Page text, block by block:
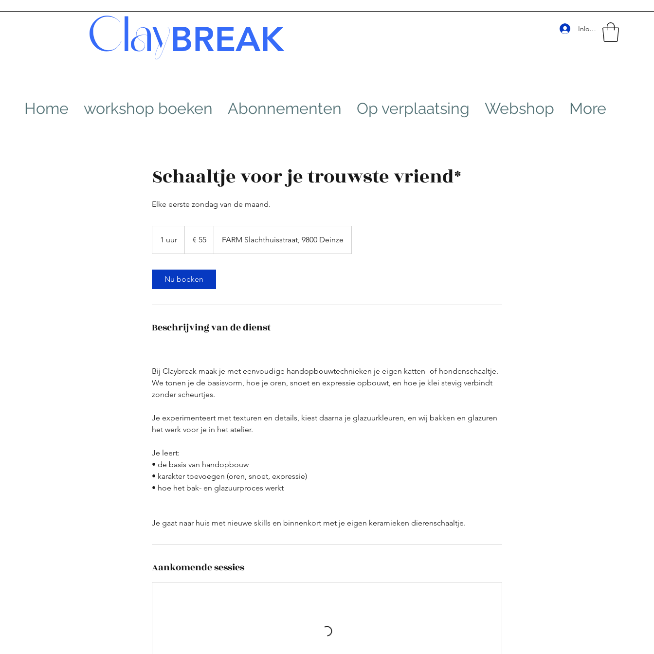
Inloggen
ClayBREAK
Home workshop boeken Abonnementen Op verplaatsing Webshop More
Schaaltje voor je trouwste vriend*
Elke eerste zondag van de maand.
1 uur
u
€ 55 FARM Slachthuisstraat, 9800 Deinze
Nu boeken
Beschrijving van de dienst
Bij Claybreak maak je met eenvoudige handopbouwtechnieken je eigen katten- of hondenschaaltje.
We tonen je de basisvorm, hoe je oren, snoet en expressie opbouwt, en hoe je klei stevig verbindt
zonder scheurtjes.
Je experimenteert met texturen en details, kiest daarna je glazuurkleuren, en wij bakken en glazuren
het werk voor je in het atelier.
Je leert:
• de basis van handopbouw
• karakter toevoegen (oren, snoet, expressie)
• hoe het bak- en glazuurproces werkt
Aankomende sessies